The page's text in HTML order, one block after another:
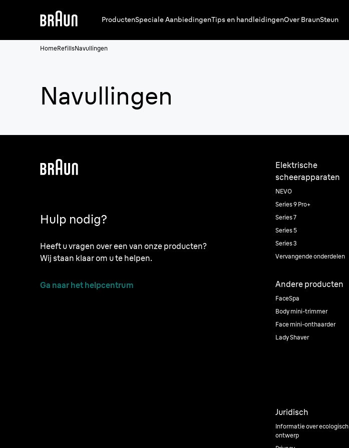
ProductenSpeciale AanbiedingenTips en handleidingenOver BraunSteun
HomeRefillsNavullingen
Navullingen
Hulp nodig?
Heeft u vragen over een van onze producten?
Wij staan klaar om u te helpen.
Ga naar het helpcentrum
Elektrische
scheerapparaten
NEVO
Series 9 Pro+
Series 7
Series 5
Series 3
Vervangende onderdelen
Andere producten
FaceSpa
Body mini-trimmer
Face mini-onthaarder
Lady Shaver
Juridisch
Informatie over ecologisch
ontwerp